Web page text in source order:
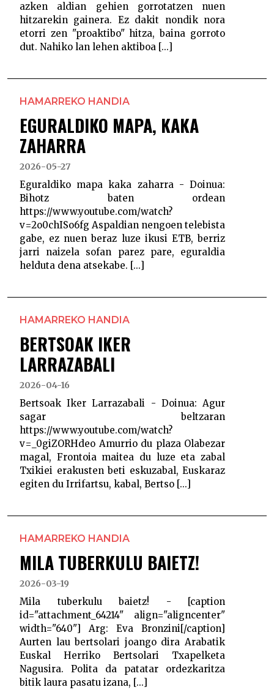
azken aldian gehien gorrotatzen nuen
hitzarekin gainera. Ez dakit nondik nora
etorri zen "proaktibo" hitza, baina gorroto
dut. Nahiko lan lehen aktiboa [...]
HAMARREKO HANDIA
EGURALDIKO MAPA, KAKA
ZAHARRA
2026-05-27
Eguraldiko mapa kaka zaharra - Doinua:
Bihotz baten ordean
https://www.youtube.com/watch?
v=2o0chISo6fg Aspaldian nengoen telebista
gabe, ez nuen beraz luze ikusi ETB, berriz
jarri naizela sofan parez pare, eguraldia
helduta dena atsekabe. [...]
HAMARREKO HANDIA
BERTSOAK IKER
LARRAZABALI
2026-04-16
Bertsoak Iker Larrazabali - Doinua: Agur
sagar beltzaran
https://www.youtube.com/watch?
v=_0giZORHdeo Amurrio du plaza Olabezar
magal, Frontoia maitea du luze eta zabal
Txikiei erakusten beti eskuzabal, Euskaraz
egiten du Irrifartsu, kabal, Bertso [...]
HAMARREKO HANDIA
MILA TUBERKULU BAIETZ!
2026-03-19
Mila tuberkulu baietz! - [caption
id="attachment_64214" align="aligncenter"
width="640"] Arg: Eva Bronzini[/caption]
Aurten lau bertsolari joango dira Arabatik
Euskal Herriko Bertsolari Txapelketa
Nagusira. Polita da patatar ordezkaritza
bitik laura pasatu izana, [...]